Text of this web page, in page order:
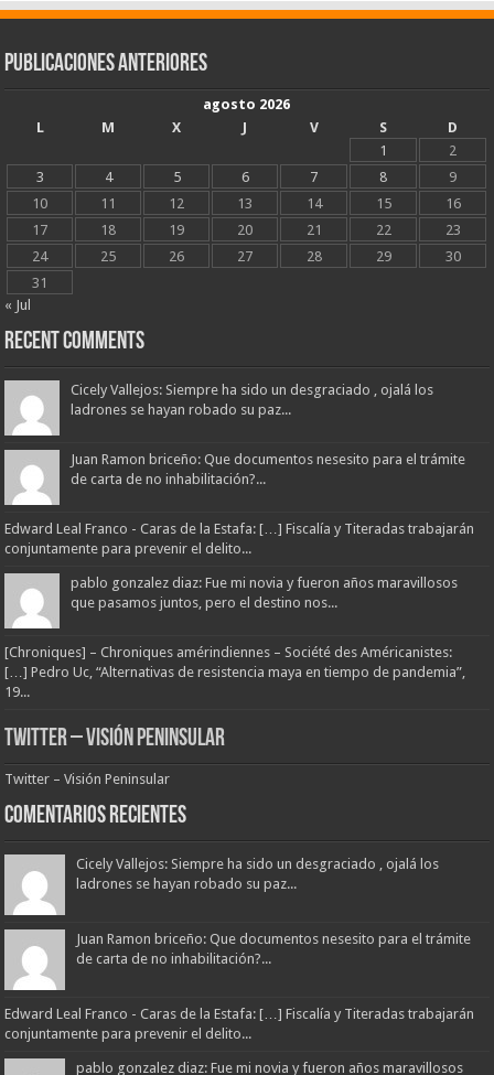
Publicaciones Anteriores
agosto 2026
L
M X J V S
D
1
2
3
4 5 6 7 8
9
10
11 12 13 14 15
16
17
18 19 20 21 22
23
24
25 26 27 28 29
30
31
« Jul
Recent Comments
Cicely Vallejos: Siempre ha sido un desgraciado , ojalá los
ladrones se hayan robado su paz...
Juan Ramon briceño: Que documentos nesesito para el trámite
de carta de no inhabilitación?...
Edward Leal Franco - Caras de la Estafa: […] Fiscalía y Titeradas trabajarán
conjuntamente para prevenir el delito...
pablo gonzalez diaz: Fue mi novia y fueron años maravillosos
que pasamos juntos, pero el destino nos...
[Chroniques] – Chroniques amérindiennes – Société des Américanistes:
[…] Pedro Uc, “Alternativas de resistencia maya en tiempo de pandemia”,
19...
Twitter – Visión Peninsular
Twitter – Visión Peninsular
Comentarios Recientes
Cicely Vallejos: Siempre ha sido un desgraciado , ojalá los
ladrones se hayan robado su paz...
Juan Ramon briceño: Que documentos nesesito para el trámite
de carta de no inhabilitación?...
Edward Leal Franco - Caras de la Estafa: […] Fiscalía y Titeradas trabajarán
conjuntamente para prevenir el delito...
pablo gonzalez diaz: Fue mi novia y fueron años maravillosos